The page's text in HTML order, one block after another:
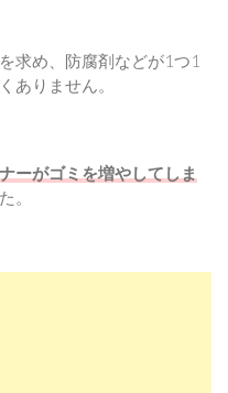
求め、防腐剤などが1つ1
ありません。
ーがゴミを増やしてしま
。